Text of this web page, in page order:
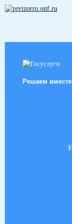
Решаем вместе